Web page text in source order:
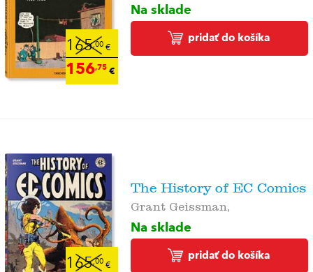
165,00 €
156,75 €
Na sklade
pridať do košíka
165,00 €
The History of EC Comics
Grant Geissman,
Na sklade
pridať do košíka